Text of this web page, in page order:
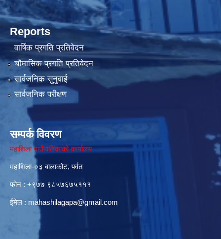
Reports
वार्षिक प्रगति प्रतिवेदन
चौमासिक प्रगति प्रतिवेदन
सार्वजनिक सुनुवाई
सार्वजनिक परीक्षण
सम्पर्क विवरण
महाशिला गाउँपालिकाको कार्यालय
महाशिला-०३ बालाकोट, पर्वत
फोन : ‌+९७७ ९८५७६७५१११
ईमेल : mahashilagapa@gmail.com